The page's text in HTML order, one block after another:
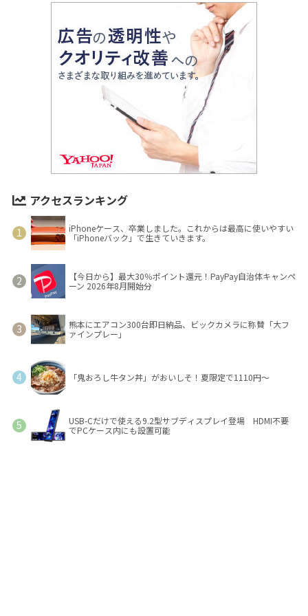
アクセスランキング
iPhoneケース、卒業しました。これからは最高に使いやすい
「iPhoneバック」で生きていきます。
【今日から】最大30％ポイント還元！PayPay自治体キャンペ
ーン 2026年8月開始分
熊本にエアコン300台即日納品、ビックカメラに称賛「大フ
ァインプレー」
「鬼おろし牛タン丼」がおいしそ！夏限定で1110円～
USB-Cだけで使える9.2型サブディスプレイ登場 HDMI不要
でPCケース内にも設置可能